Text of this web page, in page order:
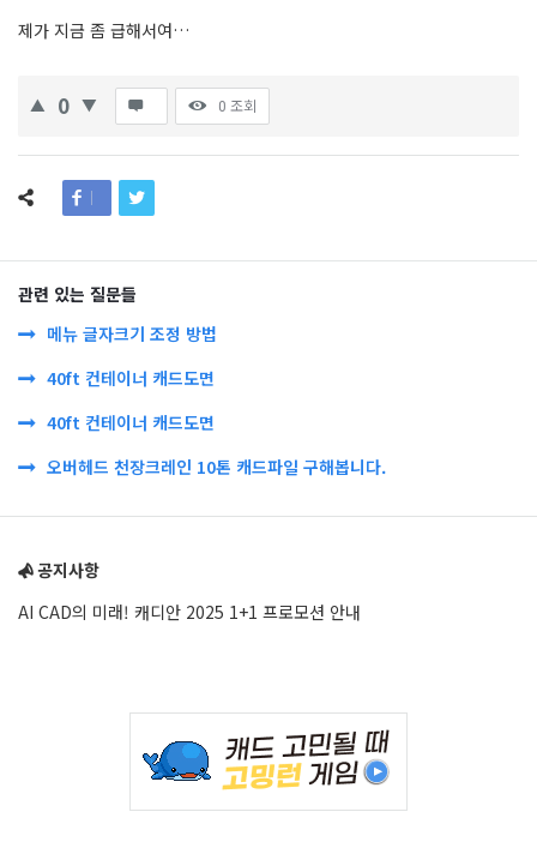
제가 지금 좀 급해서여…
0 0 조회
관련 있는 질문들
메뉴 글자크기 조정 방법
40ft 컨테이너 캐드도면
40ft 컨테이너 캐드도면
오버헤드 천장크레인 10톤 캐드파일 구해봅니다.
공지사항
AI CAD의 미래! 캐디안 2025 1+1 프로모션 안내